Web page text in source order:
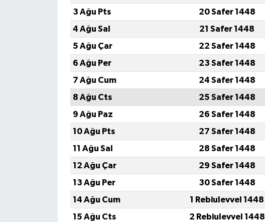
3 Ağu Pts
20 Safer 1448
4 Ağu Sal
21 Safer 1448
5 Ağu Çar
22 Safer 1448
6 Ağu Per
23 Safer 1448
7 Ağu Cum
24 Safer 1448
8 Ağu Cts
25 Safer 1448
9 Ağu Paz
26 Safer 1448
10 Ağu Pts
27 Safer 1448
11 Ağu Sal
28 Safer 1448
12 Ağu Çar
29 Safer 1448
13 Ağu Per
30 Safer 1448
14 Ağu Cum
1 Rebiulevvel 1448
15 Ağu Cts
2 Rebiulevvel 1448